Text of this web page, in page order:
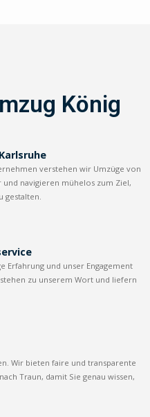
König
verstehen wir Umzüge von
navigieren mühelos zum Ziel,
gestalten.
Erfahrung und unser Engagement
zu unserem Wort und liefern
Wir bieten faire und transparente
Traun, damit Sie genau wissen,